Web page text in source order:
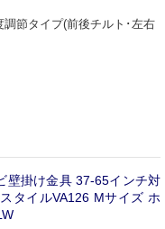
節タイプ(前後チルト･左右
壁掛け金具 37-65インチ対
タイルVA126 Mサイズ ホ